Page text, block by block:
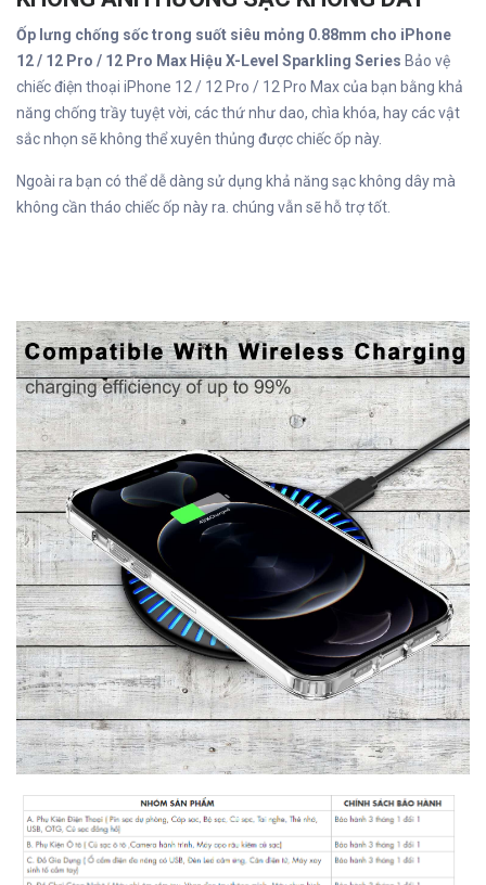
Ốp lưng chống sốc trong suốt siêu mỏng 0.88mm cho iPhone
12 / 12 Pro / 12 Pro Max Hiệu X-Level Sparkling Series Bảo vệ
chiếc điện thoại iPhone 12 / 12 Pro / 12 Pro Max của bạn bằng khả
năng chống trầy tuyệt vời, các thứ như dao, chìa khóa, hay các vật
sắc nhọn sẽ không thể xuyên thủng được chiếc ốp này.
Ngoài ra bạn có thể dễ dàng sử dụng khả năng sạc không dây mà
không cần tháo chiếc ốp này ra. chúng vẫn sẽ hỗ trợ tốt.